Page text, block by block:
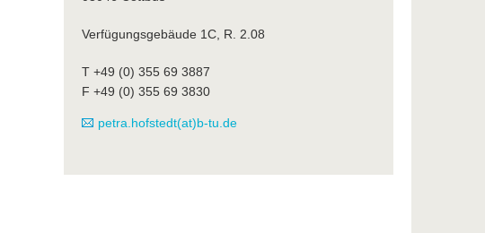
Verfügungsgebäude 1C, R. 2.08
T +49 (0) 355 69 3887
F +49 (0) 355 69 3830
petra.hofstedt(at)b-tu.de